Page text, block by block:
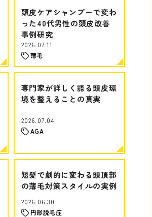
頭皮ケアシャンプーで変わ
った40代男性の頭皮改善
事例研究
2026.07.11
薄毛
専門家が詳しく語る頭皮環
境を整えることの真実
2026.07.04
AGA
短髪で劇的に変わる頭頂部
の薄毛対策スタイルの実例
2026.06.30
円形脱毛症